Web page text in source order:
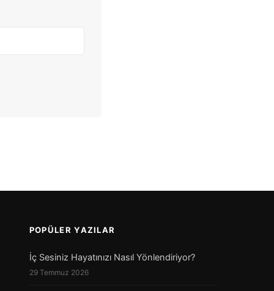
POPÜLER YAZILAR
İç Sesiniz Hayatınızı Nasıl Yönlendiriyor?
29 Temmuz 2026